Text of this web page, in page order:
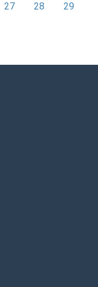
27 28 29